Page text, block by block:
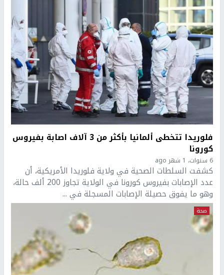
فلوريدا تتخطى ألمانيا بأكثر من 3 آلاف اصابة بفيروس
كورونا
6 سنوات، 1 شهر ago
كشفت السلطات الصحية في ولاية فلوريدا الأمريكية، أن
عدد الإصابات بفيروس كورونا في الولاية تجاوز 200 ألف حالة،
وهو ما يفوق حصيلة الإصابات المسجلة في ...
صحة